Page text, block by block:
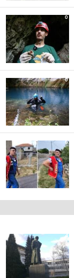
0
0
0
4